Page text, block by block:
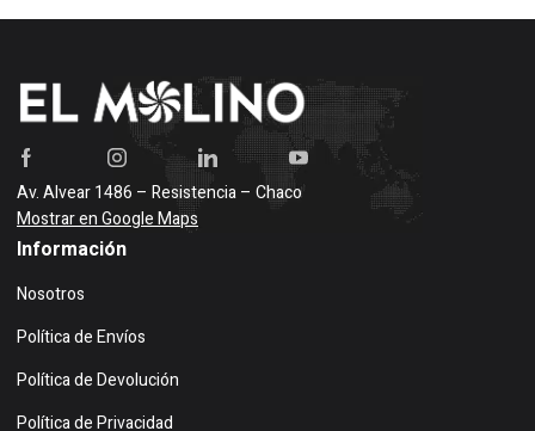
Av. Alvear 1486 – Resistencia – Chaco
Mostrar en Google Maps
Información
Nosotros
Política de Envíos
Política de Devolución
Política de Privacidad